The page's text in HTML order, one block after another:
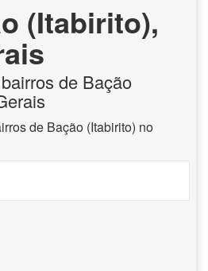
(Itabirito),
de Bação
de Bação (Itabirito) no